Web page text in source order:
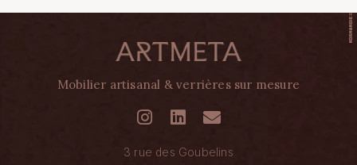
Mobilier artisanal & verrières sur mesure
3 rue des Goubelins